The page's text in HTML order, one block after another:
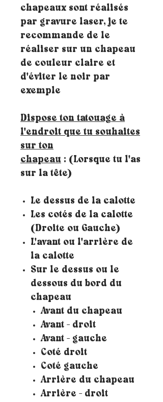
chapeaux sont réalisés
par gravure laser, je te
recommande de le
réaliser sur un chapeau
de couleur claire et
d'éviter le noir par
exemple
Dispose ton tatouage à
l'endroit que tu souhaites
sur ton
chapeau : (Lorsque tu l'as
sur la tête)
Le dessus de la calotte
Les cotés de la calotte
(Droite ou Gauche)
L'avant ou l'arrière de
la calotte
Sur le dessus ou le
dessous du bord du
chapeau
Avant du chapeau
Avant - droit
Avant - gauche
Coté droit
Coté gauche
Arrière du chapeau
Arrière - droit